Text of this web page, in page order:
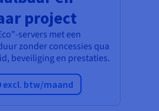
project
servers met een
zonder concessies qua
beveiliging en prestaties.
excl. btw/maand